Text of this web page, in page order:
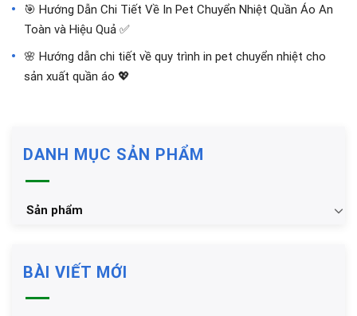
🎯 Hướng Dẫn Chi Tiết Về In Pet Chuyển Nhiệt Quần Áo An
Toàn và Hiệu Quả ✅
🌸 Hướng dẫn chi tiết về quy trình in pet chuyển nhiệt cho
sản xuất quần áo 💖
DANH MỤC SẢN PHẨM
Sản phẩm
BÀI VIẾT MỚI